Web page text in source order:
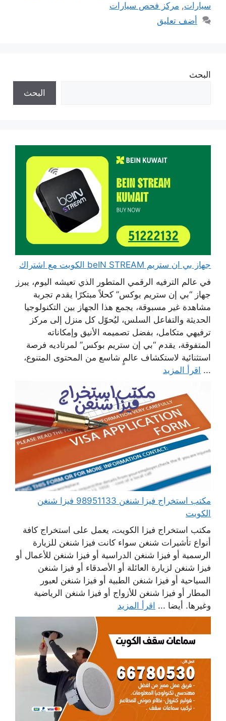
سيارات, مركز فحص سيارات
أضف تعليق
البحث
البحث
جهاز بي ان ستريم beIN STREAM الكويت مع اشتراك
في عالم الترفيه الرقمي المتطور الذي تعيشه اليوم، يبرز
جهاز “بي إن ستريم بوكس” كحلاً مبتكرًا يقدم تجربة
مشاهدة غير مسبوقة، يجمع هذا الجهاز بين التكنولوجيا
الحديثة والتفاعل السلس، ليُحوّل كل منزل إلى مركز
ترفيهي متكامل، بفضل تصميمه الأنيق وإمكاناته
المتفوقة، يقدم “بي إن ستريم بوكس” لمرتاديه فرصة
استثنائية لاستكشاف عالمٍ شاسع من المحتوى المتنوع،
... اقرأ المزيد
مكتب استخراج فيزا شنغن 98951133 فيزا شنغن
الكويت
مكتب استخراج فيزا الكويت، يعمل على استخراج كافة
أنواع تأشيرات شنغن سواء كانت فيزا شنغن للزيارة
الرسمية أو فيزا شنغن الدراسية أو فيزا شنغن للأعمال أو
فيزا شنغن لزيارة العائلة أو الأصدقاء أو فيزا شنغن
السياحية أو فيزا شنغن الطبية أو فيزا شنغن لعبور
المطار أو فيزا شنغن للأزواج أو فيزا شنغن الرياضية
وغيرها. أيضا ... اقرأ المزيد